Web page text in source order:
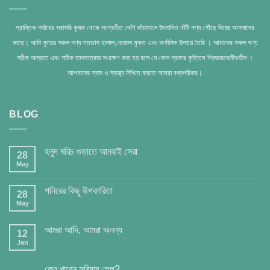
প্রান্তিক পর্যায়ের সরাসরি কৃষক থেকে সংগ্রহীত দেশি কাঁচামালে উৎপাদিত খাঁটি পণ্য পৌঁছে দিচ্ছে আপনাদের
কাছে। আদি ফুডের সকল পণ্য শতভাগ হালাল,ভেজাল মুক্ত এবং অর্গানিক উপায়ে তৈরি । আমাদের সকল পণ্য
সঠিক আদ্রতা এবং সঠিক তাপমাত্রায় সংরক্ষণ করা হয় বলে যে কোন প্রকার কৃত্তিম প্রিজারভেটিভহীন ।
আপনাদের স্বাদ ও স্বাস্থ্য নিশ্চিত করতে আমরা বধ্যপরিকর।
BLOG
28
May
হলুদ মরিচ গুড়াতে আনরাই সেরা
28
May
পনিরের কিছু উপকারিতা
12
Jan
আমরা আদি, আমরা অনন্য